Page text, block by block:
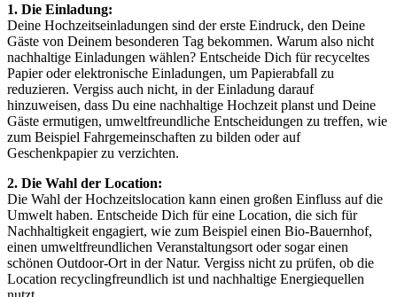
1. Die Einladung:
Deine Hochzeitseinladungen sind der erste Eindruck, den Deine
Gäste von Deinem besonderen Tag bekommen. Warum also nicht
nachhaltige Einladungen wählen? Entscheide Dich für recyceltes
Papier oder elektronische Einladungen, um Papierabfall zu
reduzieren. Vergiss auch nicht, in der Einladung darauf
hinzuweisen, dass Du eine nachhaltige Hochzeit planst und Deine
Gäste ermutigen, umweltfreundliche Entscheidungen zu treffen, wie
zum Beispiel Fahrgemeinschaften zu bilden oder auf
Geschenkpapier zu verzichten.
2. Die Wahl der Location:
Die Wahl der Hochzeitslocation kann einen großen Einfluss auf die
Umwelt haben. Entscheide Dich für eine Location, die sich für
Nachhaltigkeit engagiert, wie zum Beispiel einen Bio-Bauernhof,
einen umweltfreundlichen Veranstaltungsort oder sogar einen
schönen Outdoor-Ort in der Natur. Vergiss nicht zu prüfen, ob die
Location recyclingfreundlich ist und nachhaltige Energiequellen